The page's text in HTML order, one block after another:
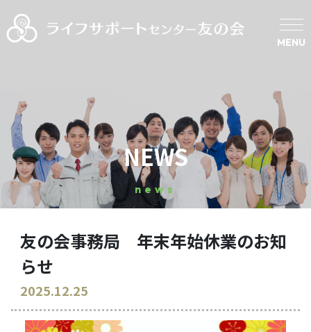
MENU
NEWS
news
友の会事務局 年末年始休業のお知
らせ
2025.12.25